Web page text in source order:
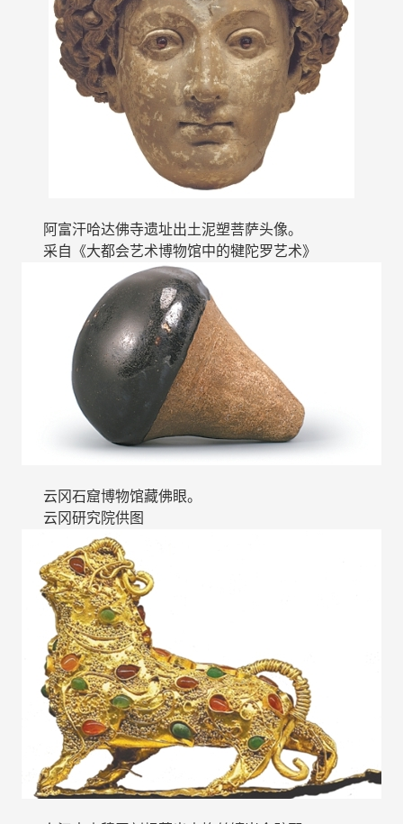
阿富汗哈达佛寺遗址出土泥塑菩萨头像。
采自《大都会艺术博物馆中的犍陀罗艺术》
云冈石窟博物馆藏佛眼。
云冈研究院供图